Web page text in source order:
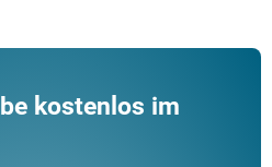
kostenlos im